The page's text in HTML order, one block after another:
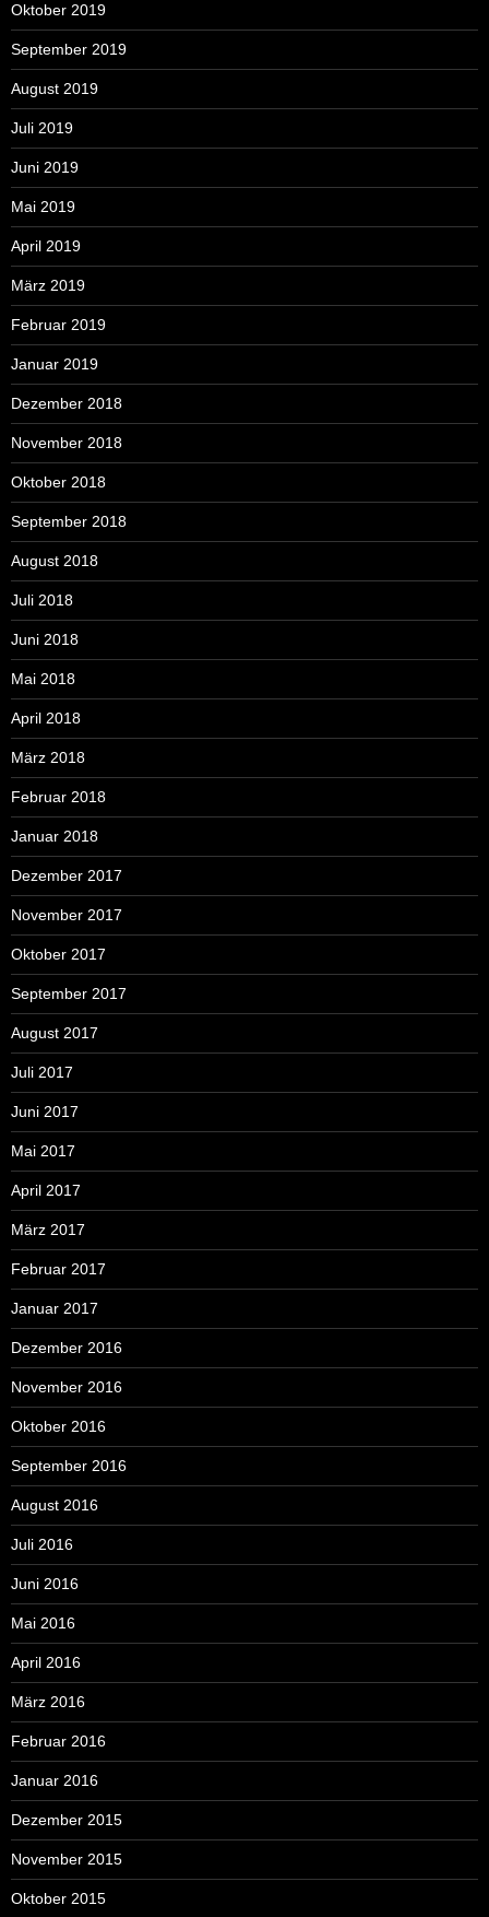
Oktober 2019
September 2019
August 2019
Juli 2019
Juni 2019
Mai 2019
April 2019
März 2019
Februar 2019
Januar 2019
Dezember 2018
November 2018
Oktober 2018
September 2018
August 2018
Juli 2018
Juni 2018
Mai 2018
April 2018
März 2018
Februar 2018
Januar 2018
Dezember 2017
November 2017
Oktober 2017
September 2017
August 2017
Juli 2017
Juni 2017
Mai 2017
April 2017
März 2017
Februar 2017
Januar 2017
Dezember 2016
November 2016
Oktober 2016
September 2016
August 2016
Juli 2016
Juni 2016
Mai 2016
April 2016
März 2016
Februar 2016
Januar 2016
Dezember 2015
November 2015
Oktober 2015